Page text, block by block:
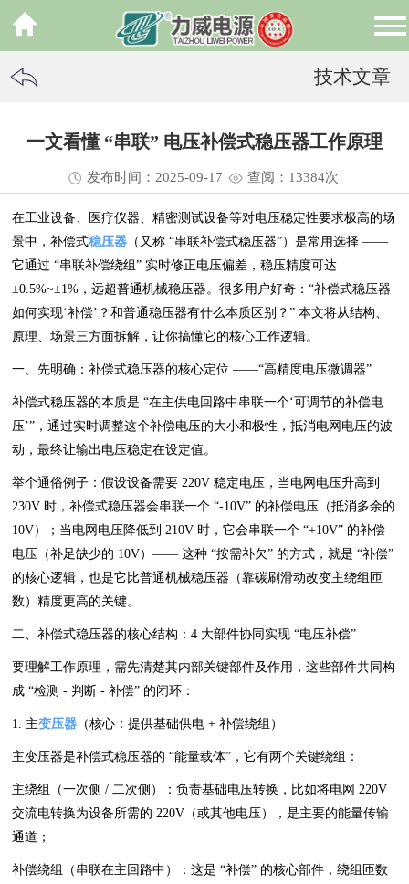
技术文章
一文看懂 “串联” 电压补偿式稳压器工作原理
发布时间：2025-09-17 查阅：13384次
在工业设备、医疗仪器、精密测试设备等对电压稳定性要求极高的场
景中，补偿式稳压器 （又称 “串联补偿式稳压器”）是常用选择 ——
它通过 “串联补偿绕组” 实时修正电压偏差，稳压精度可达
±0.5%~±1%，远超普通机械稳压器。很多用户好奇：“补偿式稳压器
如何实现‘补偿’？和普通稳压器有什么本质区别？” 本文将从结构、
原理、场景三方面拆解，让你搞懂它的核心工作逻辑。
一、先明确：补偿式稳压器的核心定位 ——“高精度电压微调器”
补偿式稳压器的本质是 “在主供电回路中串联一个‘可调节的补偿电
压’”，通过实时调整这个补偿电压的大小和极性，抵消电网电压的波
动，最终让输出电压稳定在设定值。
举个通俗例子：假设设备需要 220V 稳定电压，当电网电压升高到
230V 时，补偿式稳压器会串联一个 “-10V” 的补偿电压（抵消多余的
10V）；当电网电压降低到 210V 时，它会串联一个 “+10V” 的补偿
电压（补足缺少的 10V）—— 这种 “按需补欠” 的方式，就是 “补偿”
的核心逻辑，也是它比普通机械稳压器（靠碳刷滑动改变主绕组匝
数）精度更高的关键。
二、补偿式稳压器的核心结构：4 大部件协同实现 “电压补偿”
要理解工作原理，需先清楚其内部关键部件及作用，这些部件共同构
成 “检测 - 判断 - 补偿” 的闭环：
1. 主变压器 （核心：提供基础供电 + 补偿绕组）
主变压器是补偿式稳压器的 “能量载体”，它有两个关键绕组：
主绕组（一次侧 / 二次侧）：负责基础电压转换，比如将电网 220V
交流电转换为设备所需的 220V（或其他电压），是主要的能量传输
通道；
补偿绕组（串联在主回路中）：这是 “补偿” 的核心部件，绕组匝数